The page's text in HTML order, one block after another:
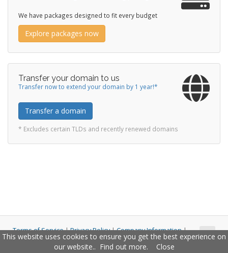
This website uses cookies to ensure you get the best experience on
our website.. Find out more. Close
We have packages designed to fit every budget
Explore packages now
Transfer your domain to us
Transfer now to extend your domain by 1 year!*
Transfer a domain
* Excludes certain TLDs and recently renewed domains
Terms of Service|Privacy Policy|Company Information|
Copyright © 2011 - 2026 Closco Ltd. All Rights Reserved.